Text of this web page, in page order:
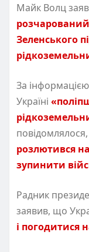
Майк Волц
Зеленського
За
Україні
розлютився
зупинити
Радник
заявив, що
і погодитися